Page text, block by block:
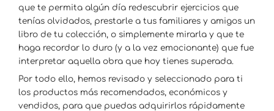
que te permita algún día redescubrir ejercicios que
tenías olvidados, prestarle a tus familiares y amigos un
libro de tu colección, o simplemente mirarla y que te
haga recordar lo duro (y a la vez emocionante) que fue
interpretar aquella obra que hoy tienes superada.
Por todo ello, hemos revisado y seleccionado para ti
los productos más recomendados, económicos y
vendidos, para que puedas adquirirlos rápidamente